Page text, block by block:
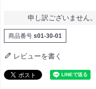
申し訳ございません
商品番号 s01-30-01
レビューを書く